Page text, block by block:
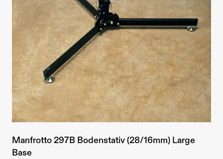
Manfrotto 297B Bodenstativ (28/16mm) Large
Base